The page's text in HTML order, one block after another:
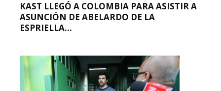
KAST LLEGÓ A COLOMBIA PARA ASISTIR A
ASUNCIÓN DE ABELARDO DE LA
ESPRIELLA...